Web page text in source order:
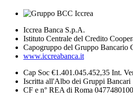
Iccrea Banca S.p.A.
Istituto Centrale del Credito
Capogruppo del Gruppo Bancario
www.iccreabanca.it
Cap Soc €1.401.045.452,35 Int.
Iscritta all'Albo dei Gruppi Bancari
CF e n° REA di Roma